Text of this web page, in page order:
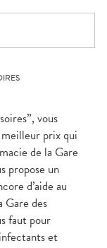
vous
prix qui
de la Gare
propose un
d’aide au
Gare des
faut pour
et